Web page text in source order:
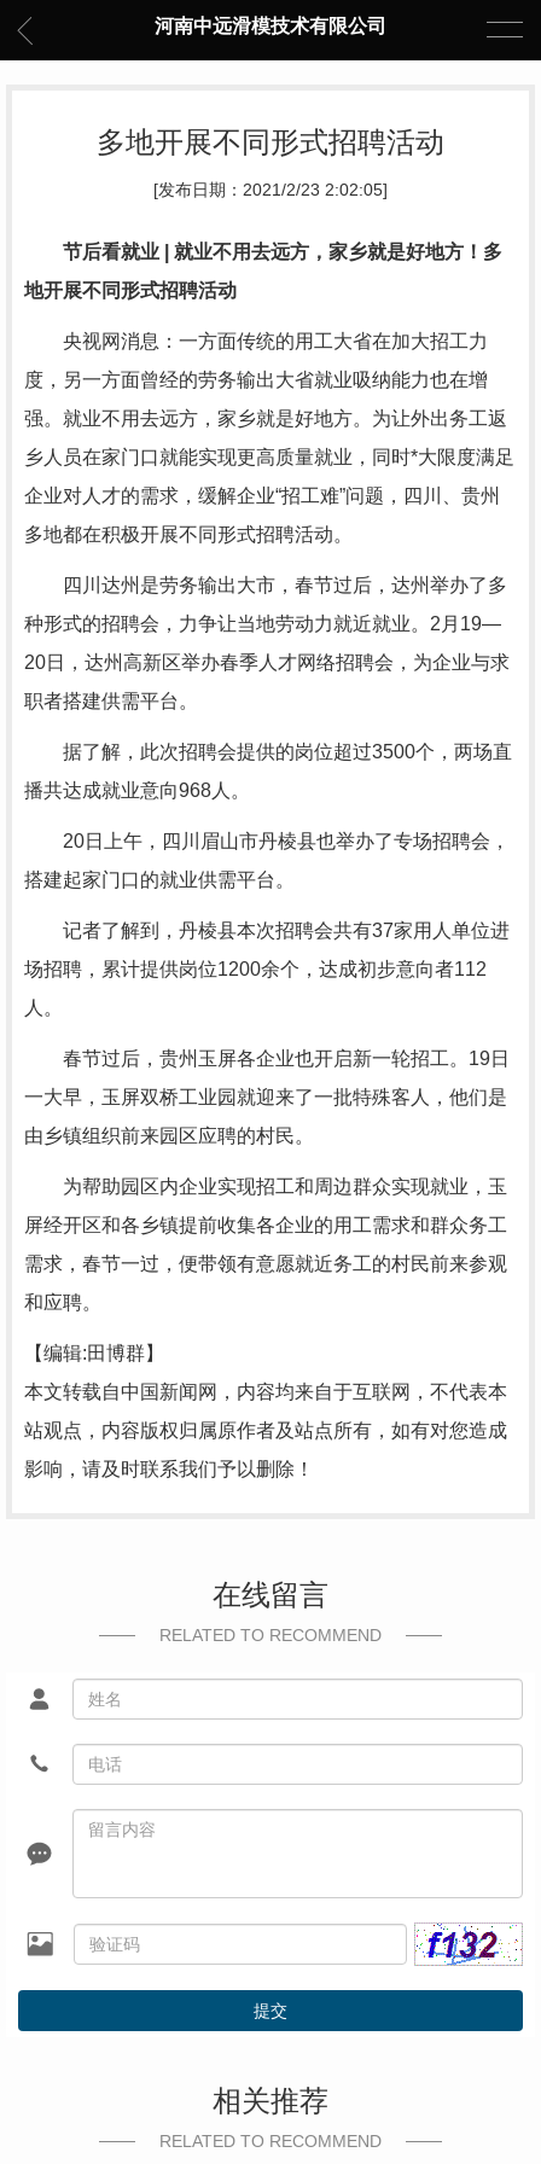
河南中远滑模技术有限公司
多地开展不同形式招聘活动
[发布日期：2021/2/23 2:02:05]
节后看就业 | 就业不用去远方，家乡就是好地方！多
地开展不同形式招聘活动
央视网消息：一方面传统的用工大省在加大招工力
度，另一方面曾经的劳务输出大省就业吸纳能力也在增
强。就业不用去远方，家乡就是好地方。为让外出务工返
乡人员在家门口就能实现更高质量就业，同时*大限度满足
企业对人才的需求，缓解企业“招工难”问题，四川、贵州
多地都在积极开展不同形式招聘活动。
四川达州是劳务输出大市，春节过后，达州举办了多
种形式的招聘会，力争让当地劳动力就近就业。2月19—
20日，达州高新区举办春季人才网络招聘会，为企业与求
职者搭建供需平台。
据了解，此次招聘会提供的岗位超过3500个，两场直
播共达成就业意向968人。
20日上午，四川眉山市丹棱县也举办了专场招聘会，
搭建起家门口的就业供需平台。
记者了解到，丹棱县本次招聘会共有37家用人单位进
场招聘，累计提供岗位1200余个，达成初步意向者112
人。
春节过后，贵州玉屏各企业也开启新一轮招工。19日
一大早，玉屏双桥工业园就迎来了一批特殊客人，他们是
由乡镇组织前来园区应聘的村民。
为帮助园区内企业实现招工和周边群众实现就业，玉
屏经开区和各乡镇提前收集各企业的用工需求和群众务工
需求，春节一过，便带领有意愿就近务工的村民前来参观
和应聘。
【编辑:田博群】
本文转载自中国新闻网，内容均来自于互联网，不代表本
站观点，内容版权归属原作者及站点所有，如有对您造成
影响，请及时联系我们予以删除！
在线留言
RELATED TO RECOMMEND
提交
相关推荐
RELATED TO RECOMMEND